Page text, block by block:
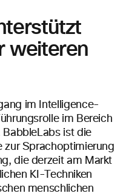
weiteren
im Intelligence-
im Bereich
ist die
zur Sprachoptimierung
die derzeit am Markt
KI-Techniken
menschlichen